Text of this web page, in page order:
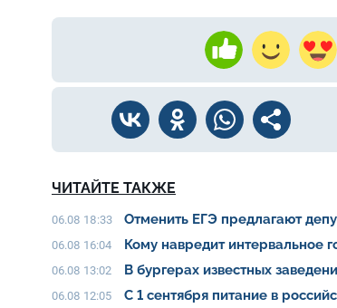
ЧИТАЙТЕ ТАКЖЕ
06.08 18:33 Отменить ЕГЭ предлагают
06.08 16:04 Кому навредит интервальное
06.08 13:02 В бургерах известных
06.08 12:05 С 1 сентября питание в